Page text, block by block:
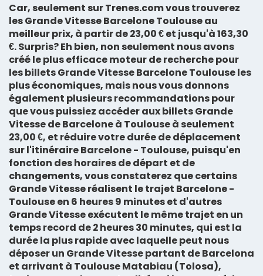
Car, seulement sur Trenes.com vous trouverez
lesGrande Vitesse Barcelone Toulouse au
meilleur prix, à partir de 23,00 € et jusqu'à 163,30
€. Surpris? Eh bien, non seulement nous avons
créé le plus efficace moteur de recherche pour
les billets Grande Vitesse Barcelone Toulouse les
plus économiques, mais nous vous donnons
également plusieurs recommandations pour
que vous puissiez accéder aux billets Grande
Vitesse de Barcelone à Toulouse à seulement
23,00 €, et réduire votre durée de déplacement
sur l'itinéraire Barcelone - Toulouse, puisqu'en
fonction des horaires de départ et de
changements, vous constaterez que certains
Grande Vitesse réalisent letrajet Barcelone -
Toulouse en 6 heures 9 minuteset d'autres
Grande Vitesse exécutent le même trajet en un
temps record de 2 heures 30 minutes, qui est la
durée la plus rapide avec laquelle peut nous
déposer un Grande Vitesse partant de Barcelona
et arrivant à Toulouse Matabiau (Tolosa),